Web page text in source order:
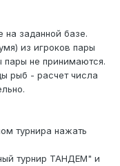
на заданной базе.
из игроков пары
пары не принимаются.
рыб - расчет числа
турнира нажать
турнир ТАНДЕМ" и